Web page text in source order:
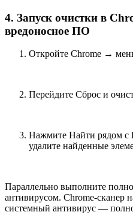
4. Запуск очистки в
вредоносное ПО
Откройте Chrome →
Перейдите Сброс и
Нажмите Найти рядом с
удалите найденные
Параллельно выполните
антивирусом. Chrome-сканер
системный антивирус —